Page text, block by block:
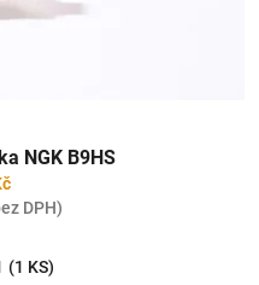
NGK B9HS
DPH)
(1 KS)